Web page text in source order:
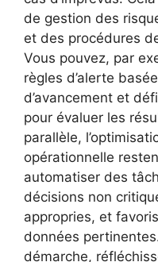
de gestion des
et des procédures
Vous pouvez, par
règles d’alerte
d’avancement et
pour évaluer les
parallèle,
opérationnelle
automatiser des
décisions non
appropries, et
données
démarche,